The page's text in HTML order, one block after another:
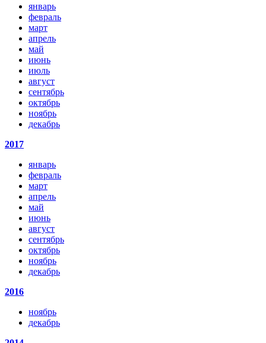
январь
февраль
март
апрель
май
июнь
июль
август
сентябрь
октябрь
ноябрь
декабрь
2017
январь
февраль
март
апрель
май
июнь
август
сентябрь
октябрь
ноябрь
декабрь
2016
ноябрь
декабрь